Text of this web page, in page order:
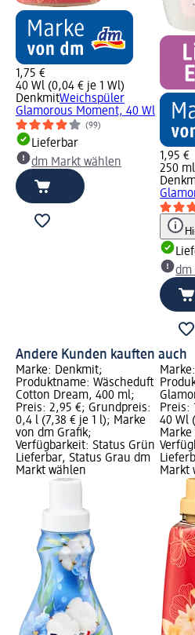
1,75 €
40 Wl (0,04 € je 1 Wl)
DenkmitWeichspüler
Glamorous Moment, 40 Wl
(99)
Lieferbar
dm Markt wählen
1,95 €
250
dm
Andere Kunden kauften auch
Marke: Denkmit;
Produktname: Wäscheduft
Cotton Dream, 400 ml;
Preis: 2,95 €; Grundpreis:
0,4 l (7,38 € je 1 l); Marke
von dm Grafik;
Verfügbarkeit: Status Grün
Lieferbar, Status Grau dm
Markt wählen
Preis:
40 Wl
Markt